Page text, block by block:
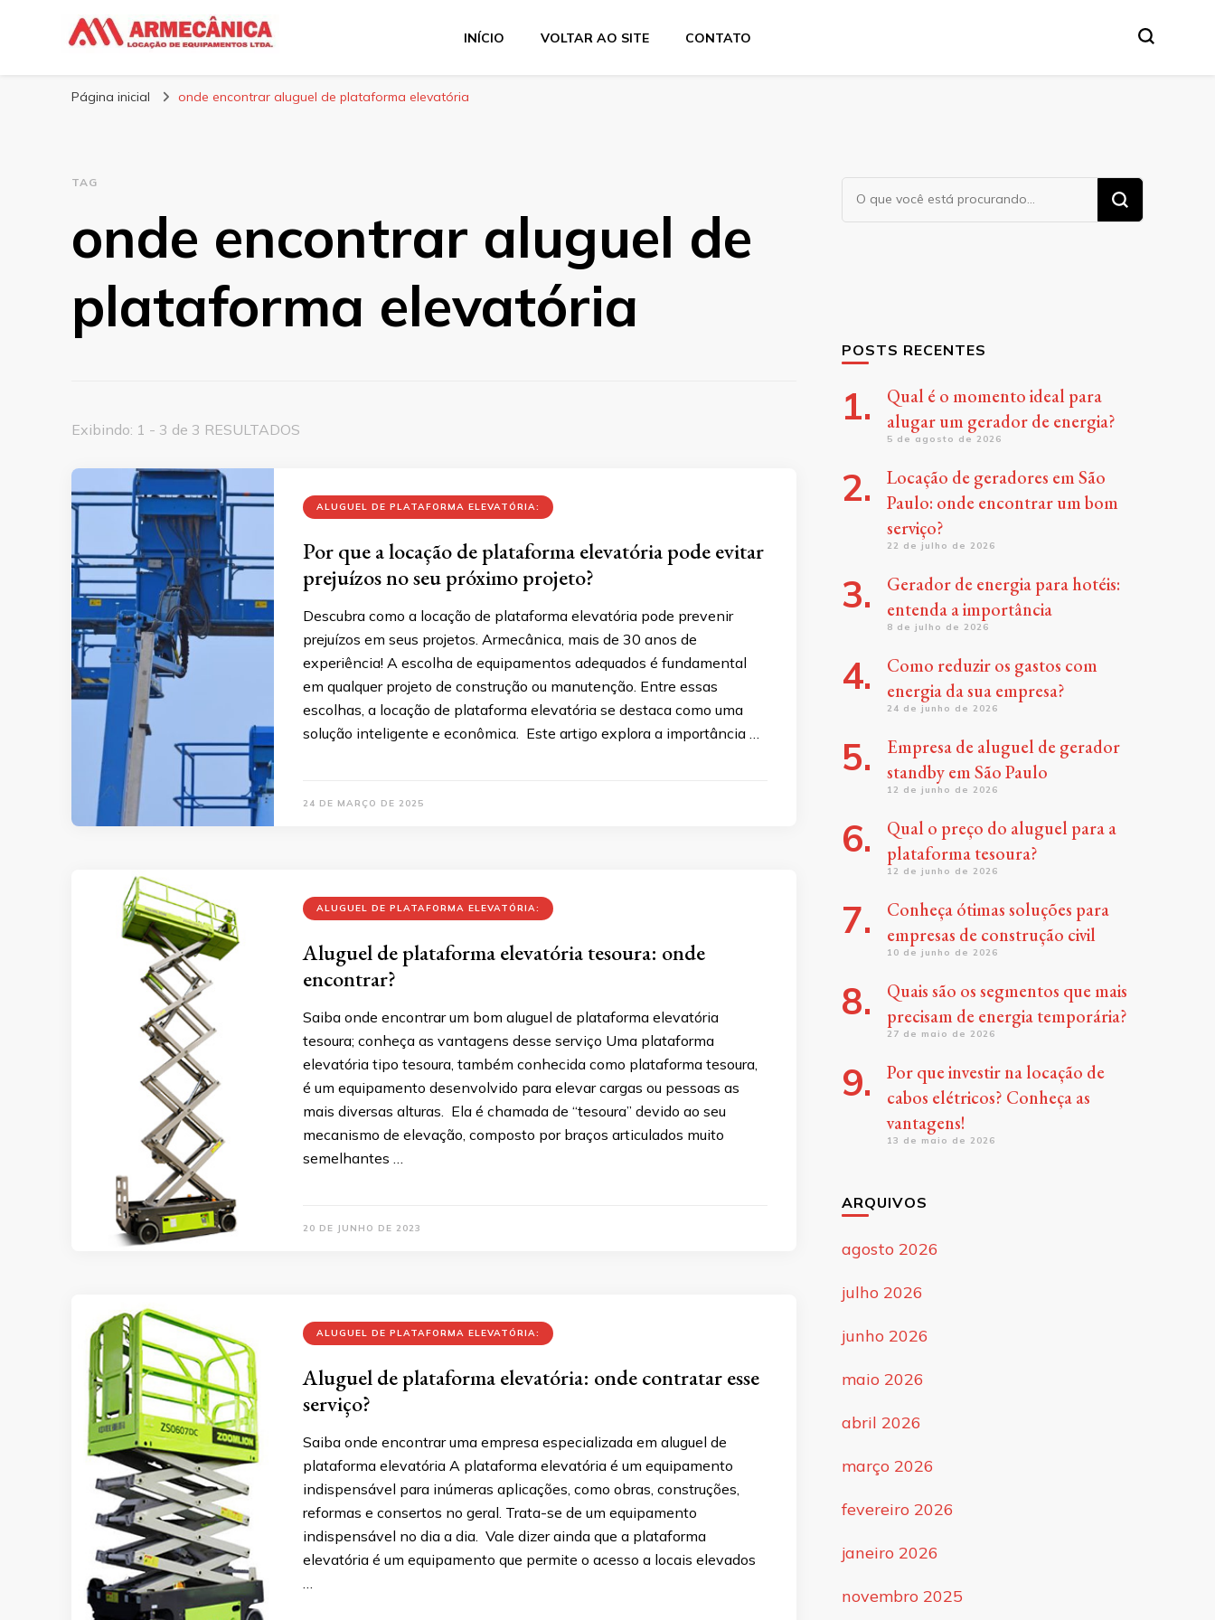
Armecânica
INÍCIO VOLTAR AO SITE CONTATO
Página inicial onde encontrar aluguel de plataforma elevatória
TAG
onde encontrar aluguel de
plataforma elevatória
Exibindo: 1 - 3 de 3 RESULTADOS
ALUGUEL DE PLATAFORMA ELEVATÓRIA:
Por que a locação de plataforma elevatória pode evitar
prejuízos no seu próximo projeto?
Descubra como a locação de plataforma elevatória pode prevenir
prejuízos em seus projetos. Armecânica, mais de 30 anos de
experiência! A escolha de equipamentos adequados é fundamental
em qualquer projeto de construção ou manutenção. Entre essas
escolhas, a locação de plataforma elevatória se destaca como uma
solução inteligente e econômica. Este artigo explora a importância …
24 DE MARÇO DE 2025
ALUGUEL DE PLATAFORMA ELEVATÓRIA:
Aluguel de plataforma elevatória tesoura: onde
encontrar?
Saiba onde encontrar um bom aluguel de plataforma elevatória
tesoura; conheça as vantagens desse serviço Uma plataforma
elevatória tipo tesoura, também conhecida como plataforma tesoura,
é um equipamento desenvolvido para elevar cargas ou pessoas as
mais diversas alturas. Ela é chamada de “tesoura” devido ao seu
mecanismo de elevação, composto por braços articulados muito
semelhantes …
20 DE JUNHO DE 2023
ALUGUEL DE PLATAFORMA ELEVATÓRIA:
Aluguel de plataforma elevatória: onde contratar esse
serviço?
Saiba onde encontrar uma empresa especializada em aluguel de
plataforma elevatória A plataforma elevatória é um equipamento
indispensável para inúmeras aplicações, como obras, construções,
reformas e consertos no geral. Trata-se de um equipamento
indispensável no dia a dia. Vale dizer ainda que a plataforma
elevatória é um equipamento que permite o acesso a locais elevados
…
Procurando
algo?
POSTS RECENTES
Qual é o momento ideal para
alugar um gerador de energia?
5 de agosto de 2026
Locação de geradores em São
Paulo: onde encontrar um bom
serviço?
22 de julho de 2026
Gerador de energia para hotéis:
entenda a importância
8 de julho de 2026
Como reduzir os gastos com
energia da sua empresa?
24 de junho de 2026
Empresa de aluguel de gerador
standby em São Paulo
12 de junho de 2026
Qual o preço do aluguel para a
plataforma tesoura?
12 de junho de 2026
Conheça ótimas soluções para
empresas de construção civil
10 de junho de 2026
Quais são os segmentos que mais
precisam de energia temporária?
27 de maio de 2026
Por que investir na locação de
cabos elétricos? Conheça as
vantagens!
13 de maio de 2026
ARQUIVOS
agosto 2026
julho 2026
junho 2026
maio 2026
abril 2026
março 2026
fevereiro 2026
janeiro 2026
novembro 2025